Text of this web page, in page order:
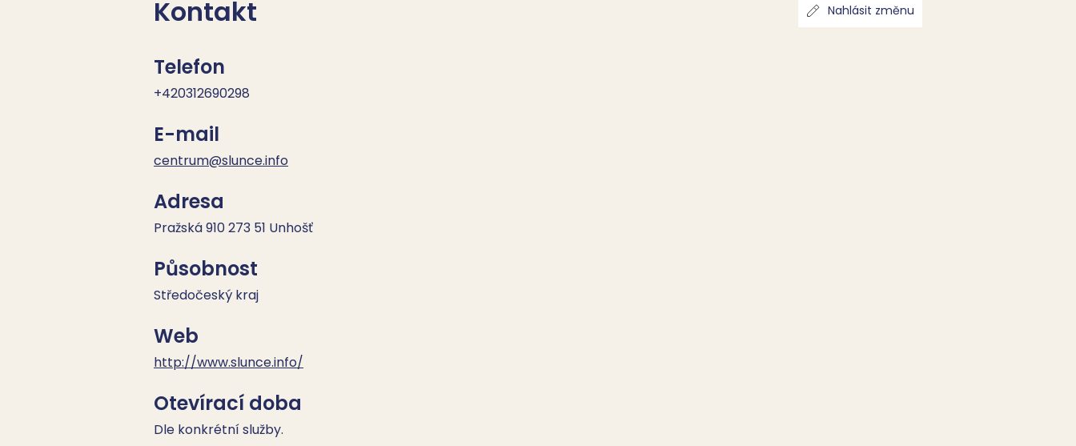
Kontakt Nahlásit změnu
Telefon
+420312690298
E-mail
centrum@slunce.info
Adresa
Pražská 910 273 51 Unhošť
Působnost
Středočeský kraj
Web
http://www.slunce.info/
Otevírací doba
Dle konkrétní služby.